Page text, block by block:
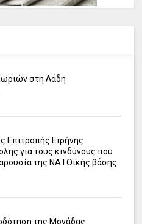
στη Λάδη
Επιτροπής Ειρήνης
για τους κινδύνους που
της ΝΑΤΟϊκής βάσης
της Μονάδας